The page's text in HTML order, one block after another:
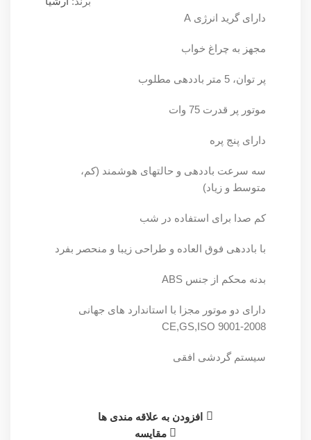
دارای گرید انرژی A
مجهز به چراغ خواب
پر توان، 5 متر باددهی مطلوب
موتور پر قدرت 75 وات
دارای پنج پره
سه سرعت باددهی و حالتهای هوشمند (کم،
متوسط و زیاد)
کم صدا برای استفاده در شب
با باددهی فوق العاده و طراحی زیبا و منحصر بفرد
بدنه محکم از جنس ABS
دارای دو موتور مجزا با استاندارد های جهانی
CE,GS,ISO 9001-2008
سیستم گردشی افقی
افزودن به علاقه مندی ها
مقایسه